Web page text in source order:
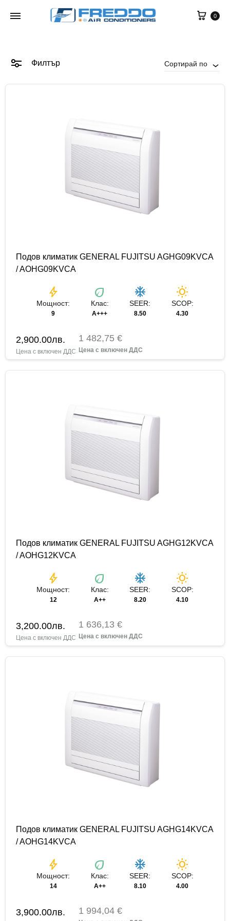
0
Филтър Сортирай по
Подов климатик GENERAL FUJITSU AGHG09KVCA
/ AOHG09KVCA
bolt
Мощност:
9
eco
Клас:
A+++
ac_unit
SEER:
8.50
wb_sunny
SCOP:
4.30
2,900.00лв. 1 482,75 €
Подов климатик GENERAL FUJITSU AGHG12KVCA
/ AOHG12KVCA
bolt
Мощност:
12
eco
Клас:
A++
ac_unit
SEER:
8.20
wb_sunny
SCOP:
4.10
3,200.00лв. 1 636,13 €
Подов климатик GENERAL FUJITSU AGHG14KVCA
/ AOHG14KVCA
bolt
Мощност:
14
eco
Клас:
A++
ac_unit
SEER:
8.10
wb_sunny
SCOP:
4.00
3,900.00лв. 1 994,04 €